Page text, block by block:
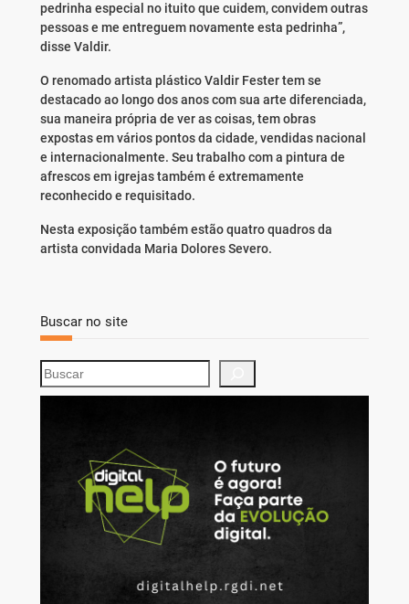
pedrinha especial no ituito que cuidem, convidem outras
pessoas e me entreguem novamente esta pedrinha”,
disse Valdir.
O renomado artista plástico Valdir Fester tem se
destacado ao longo dos anos com sua arte diferenciada,
sua maneira própria de ver as coisas, tem obras
expostas em vários pontos da cidade, vendidas nacional
e internacionalmente. Seu trabalho com a pintura de
afrescos em igrejas também é extremamente
reconhecido e requisitado.
Nesta exposição também estão quatro quadros da
artista convidada Maria Dolores Severo.
Buscar no site
S
e